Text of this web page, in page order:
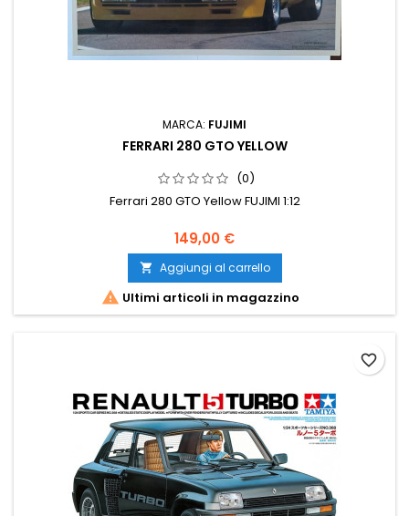
MARCA: FUJIMI
FERRARI 280 GTO YELLOW
(0)
Ferrari 280 GTO Yellow FUJIMI 1:12
149,00 €
 Aggiungi al carrello
 Ultimi articoli in magazzino
favorite_border